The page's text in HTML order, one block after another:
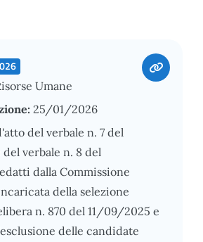
Umane
25/01/2026
del verbale n. 7 del
verbale n. 8 del
dalla Commissione
della selezione
n. 870 del 11/09/2025 e
delle candidate